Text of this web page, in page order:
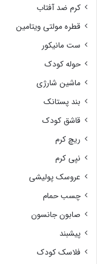
کرم ضد آفتاب
قطره مولتی ویتامین
ست مانیکور
حوله کودک
ماشین شارژی
بند پستانک
قاشق کودک
ریچ کرم
نپی کرم
عروسک پولیشی
چسب حمام
صابون جانسون
پیشبند
فلاسک کودک